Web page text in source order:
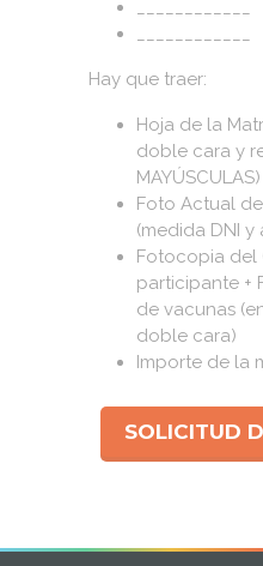
Hay que traer:
Hoja de la
doble cara y
MAYÚSCULAS)
Foto Actual
(medida DNI y
Fotocopia del
participante +
de vacunas
doble cara)
Importe de la
SOLICITUD